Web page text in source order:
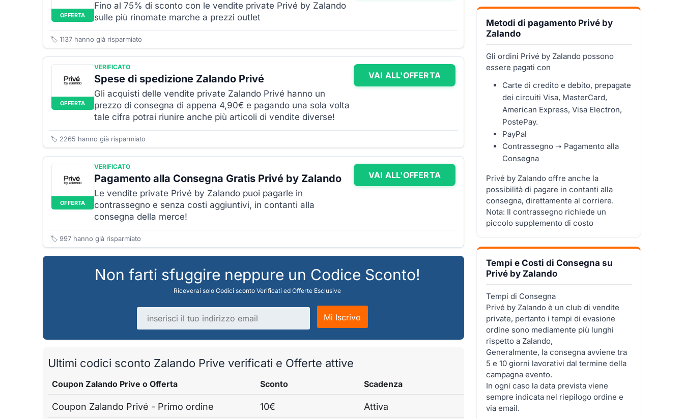
OFFERTA
Fino al 75% di sconto con le vendite private Privé by Zalando
sulle più rinomate marche a prezzi outlet
🏷️ 1137 hanno già risparmiato
OFFERTA
VERIFICATO
Spese di spedizione Zalando Privé
Gli acquisti delle vendite private Zalando Privé hanno un
prezzo di consegna di appena 4,90€ e pagando una sola volta
tale cifra potrai riunire anche più articoli di vendite diverse!
VAI ALL'OFFERTA
🏷️ 2265 hanno già risparmiato
OFFERTA
VERIFICATO
Pagamento alla Consegna Gratis Privé by Zalando
Le vendite private Privé by Zalando puoi pagarle in
contrassegno e senza costi aggiuntivi, in contanti alla
consegna della merce!
VAI ALL'OFFERTA
🏷️ 997 hanno già risparmiato
Non farti sfuggire neppure un Codice Sconto!
Riceverai solo Codici sconto Verificati ed Offerte Esclusive
Indirizzo email
Mi Iscrivo
Ultimi codici sconto Zalando Prive verificati e Offerte attive
Coupon Zalando Prive o Offerta Sconto Scadenza
Coupon Zalando Privé - Primo ordine 10€ Attiva
Metodi di pagamento Privé by
Zalando
Gli ordini Privé by Zalando possono
essere pagati con
Carte di credito e debito, prepagate
dei circuiti Visa, MasterCard,
American Express, Visa Electron,
PostePay.
PayPal
Contrassegno ➝ Pagamento alla
Consegna
Privé by Zalando offre anche la
possibilità di pagare in contanti alla
consegna, direttamente al corriere.
Nota: Il contrassegno richiede un
piccolo supplemento di costo
Tempi e Costi di Consegna su
Privé by Zalando
Tempi di Consegna
Privé by Zalando è un club di vendite
private, pertanto i tempi di evasione
ordine sono mediamente più lunghi
rispetto a Zalando,
Generalmente, la consegna avviene tra
5 e 10 giorni lavorativi dal termine della
campagna evento.
In ogni caso la data prevista viene
sempre indicata nel riepilogo ordine e
via email.